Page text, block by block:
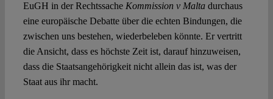
EuGH in der Rechtssache Kommission v Maltadurchaus
eine europäische Debatte über die echten Bindungen, die
zwischen uns bestehen, wiederbeleben könnte. Er vertritt
die Ansicht, dass es höchste Zeit ist, darauf hinzuweisen,
dass die Staatsangehörigkeit nicht allein das ist, was der
Staat aus ihr macht.